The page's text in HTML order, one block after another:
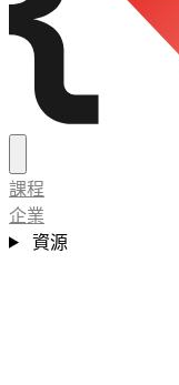
課程
企業
資源